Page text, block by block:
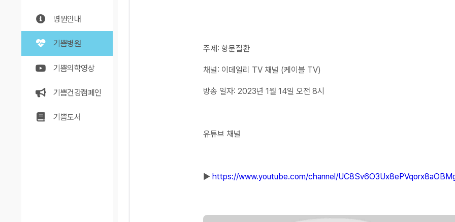
병원안내
기쁨병원
기쁨의학영상
기쁨건강캠페인
기쁨도서
주제: 항문질환
채널: 이데일리 TV 채널 (케이블 TV)
방송 일자: 2023년 1월 14일 오전 8시
유튜브 채널
▶ https://www.youtube.com/channel/